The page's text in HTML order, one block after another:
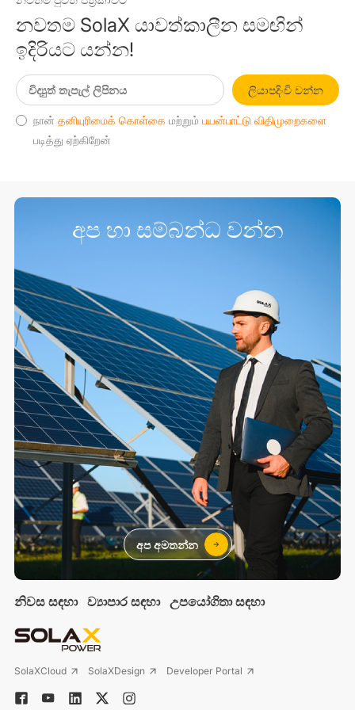
නවතම SolaX යාවත්කාලීන සමඟින්
ඉදිරියට යන්න!
ලියාපදිංචි වන්න
நான் தனியுரிமைக் கொள்கை மற்றும் பயன்பாட்டு விதிமுறைகளை
படித்து ஏற்கிறேன்
නිවස සඳහා ව්‍යාපාර සඳහා උපයෝගිතා සඳහා
SolaXCloud SolaXDesign Developer Portal
අප හා සම්බන්ධ වන්න
අප අමතන්න